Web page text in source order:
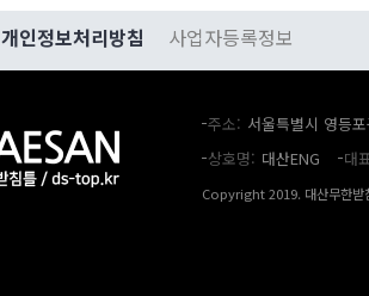
개인정보처리방침 사업자등록정보
주소 서울특별시 영등
상호명 대산ENG 대
Copyright 2019. 대산무한